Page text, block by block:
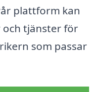
plattform kan
tjänster för
som passar